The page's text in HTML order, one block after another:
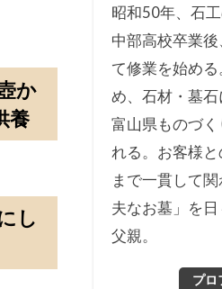
か
養
し
昭和50年、石
中部高校卒業
て修業を始め
め、石材・墓石
富山県ものづ
れる。お客様
まで一貫して
夫なお墓」を
父親。
プロ